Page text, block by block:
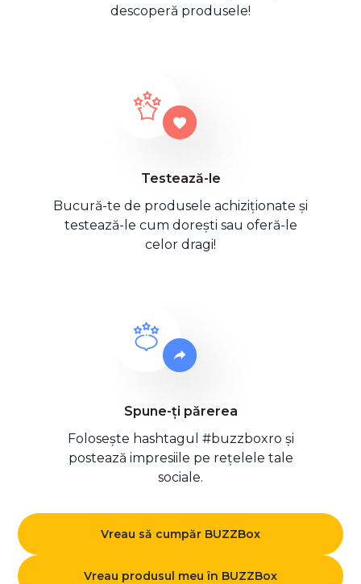
descoperă produsele!
Testează-le
Bucură-te de produsele achiziționate și
testează-le cum dorești sau oferă-le
celor dragi!
Spune-ți părerea
Folosește hashtagul #buzzboxro și
postează impresiile pe rețelele tale
sociale.
Vreau să cumpăr BUZZBox
Vreau produsul meu în BUZZBox